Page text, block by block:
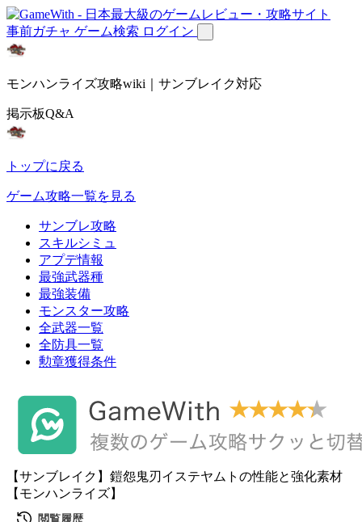
事前ガチャ ゲーム検索 ログイン
モンハンライズ攻略wiki｜サンブレイク対応
掲示板Q&A
トップに戻る
ゲーム攻略一覧を見る
サンブレ攻略
スキルシミュ
アプデ情報
最強武器種
最強装備
モンスター攻略
全武器一覧
全防具一覧
勲章獲得条件
【サンブレイク】鎧怨鬼刃イステヤムトの性能と強化素材
【モンハンライズ】